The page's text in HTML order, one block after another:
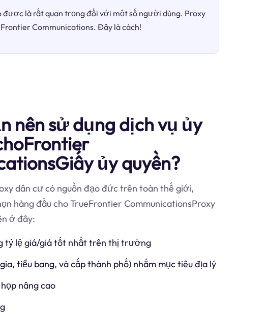
được là rất quan trọng đối với một số người dùng. Proxy
Communications. Đây là cách!
nên sử dụng dịch vụ ủy
ủy quyền?
dân cư có nguồn đạo đức trên toàn thế giới,
hàng đầu cho TrueFrontier CommunicationsProxy
ở đây:
tỷ lệ giá/giá tốt nhất trên thị trường
tiểu bang, và cấp thành phố) nhắm mục tiêu địa lý
nâng cao